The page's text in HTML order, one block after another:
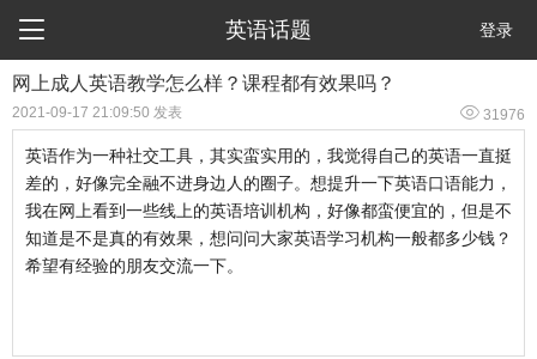
 英语话题 登录
网上成人英语教学怎么样？课程都有效果吗？
2021-09-17 21:09:50 发表  31976
英语作为一种社交工具，其实蛮实用的，我觉得自己的英语一直挺
差的，好像完全融不进身边人的圈子。想提升一下英语口语能力，
我在网上看到一些线上的英语培训机构，好像都蛮便宜的，但是不
知道是不是真的有效果，想问问大家英语学习机构一般都多少钱？
希望有经验的朋友交流一下。